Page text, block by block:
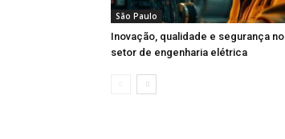
São Paulo
Inovação, qualidade e segurança no
setor de engenharia elétrica